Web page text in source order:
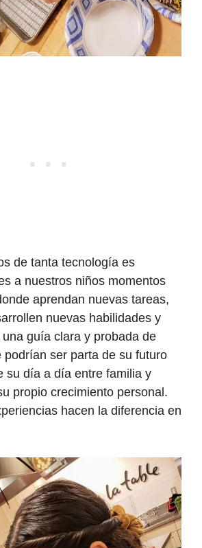
de tanta tecnología es
a nuestros niños momentos
aprendan nuevas tareas,
nuevas habilidades y
guía clara y probada de
podrían ser parta de su futuro
su día a día entre familia y
propio crecimiento personal.
hacen la diferencia en